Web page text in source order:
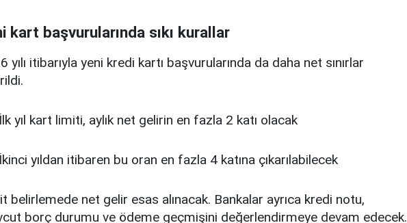
kart başvurularında sıkı kurallar
yılı itibarıyla yeni kredi kartı başvurularında da daha net sınırlar
İlk yıl kart limiti, aylık net gelirin en fazla 2 katı olacak
İkinci yıldan itibaren bu oran en fazla 4 katına çıkarılabilecek
belirlemede net gelir esas alınacak. Bankalar ayrıca kredi notu,
borç durumu ve ödeme geçmişini değerlendirmeye devam edecek.